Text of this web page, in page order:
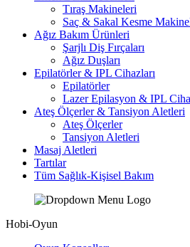
Tıraş Makineleri
Saç & Sakal Kesme
Ağız Bakım Ürünleri
Şarjlı Diş Fırçaları
Ağız Duşları
Epilatörler & IPL Cihazları
Epilatörler
Lazer Epilasyon & IPL
Ateş Ölçerler & Tansiyon Aletleri
Ateş Ölçerler
Tansiyon Aletleri
Masaj Aletleri
Tartılar
Tüm Sağlık-Kişisel Bakım
Hobi-Oyun